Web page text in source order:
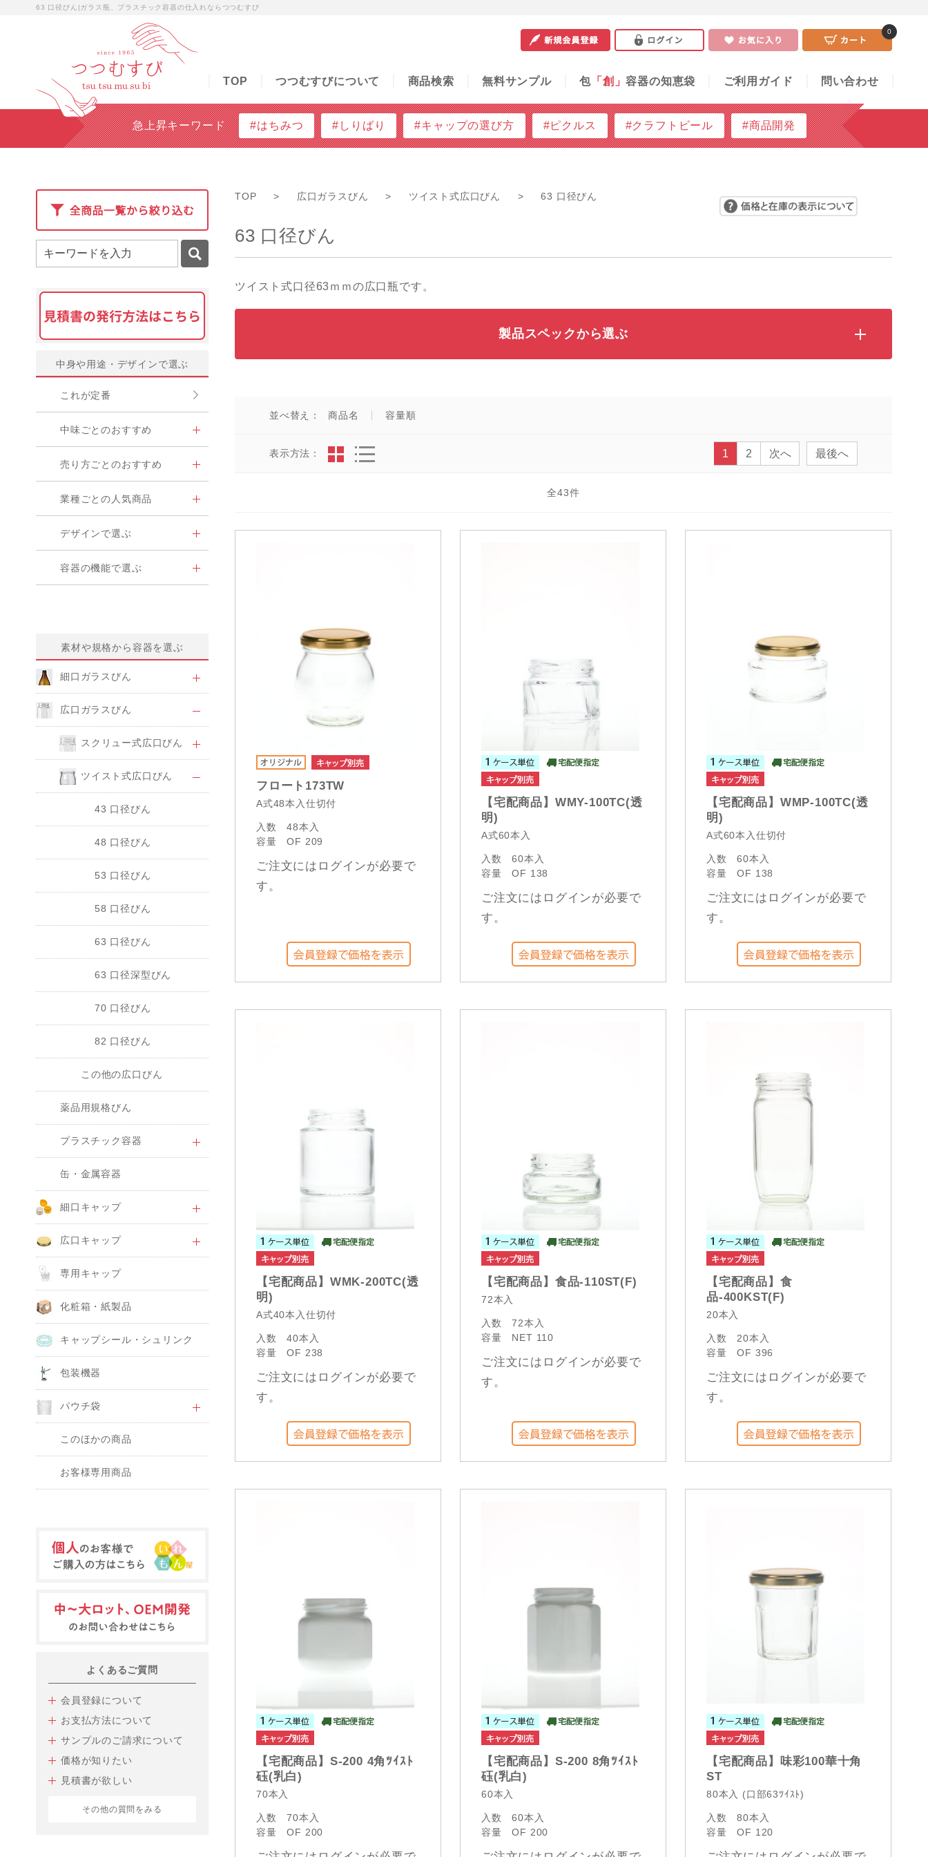
63 口径びん|ガラス瓶、プラスチック容器の仕入れならつつむすび
TOP つつむすびについて 商品検索 無料サンプル 包 「創」容器の知恵袋 ご利用ガイド 問い合わせ
0
急上昇キーワード #はちみつ #しりばり #キャップの選び方 #ピクルス #クラフトビール #商品開発
つつむすびについて ご利用ガイド 問い合わせ
TOP > 広口ガラスびん > ツイスト式広口びん > 63 口径びん
63 口径びん
ツイスト式口径63ｍｍの広口瓶です。
製品スペックから選ぶ
並べ替え： 商品名 容量順
表示方法： 1 2 次へ 最後へ
全43件
フロート173TW
A式48本入仕切付
入数48本入
容量OF 209
ご注文にはログインが必要で
す。
【宅配商品】WMY-100TC(透
明)
A式60本入
入数60本入
容量OF 138
ご注文にはログインが必要で
す。
【宅配商品】WMP-100TC(透
明)
A式60本入仕切付
入数60本入
容量OF 138
ご注文にはログインが必要で
す。
【宅配商品】WMK-200TC(透
明)
A式40本入仕切付
入数40本入
容量OF 238
ご注文にはログインが必要で
す。
【宅配商品】食品-110ST(F)
72本入
入数72本入
容量 NET 110
ご注文にはログインが必要で
す。
【宅配商品】食
品-400KST(F)
20本入
入数 20本入
容量OF 396
ご注文にはログインが必要で
す。
【宅配商品】S-200 4角ﾂｲｽﾄ
砡(乳白)
70本入
入数70本入
容量OF 200
【宅配商品】S-200 8角ﾂｲｽﾄ
砡(乳白)
60本入
入数60本入
容量OF 200
【宅配商品】味彩100華十角
ST
80本入 (口部63ﾂｲｽﾄ)
入数80本入
容量OF 120
中身や用途・デザインで選ぶ
これが定番
中味ごとのおすすめ
売り方ごとのおすすめ
業種ごとの人気商品
デザインで選ぶ
容器の機能で選ぶ
素材や規格から容器を選ぶ
細口ガラスびん
広口ガラスびん
スクリュー式広口びん
ツイスト式広口びん
43 口径びん
48 口径びん
53 口径びん
58 口径びん
63 口径びん
63 口径深型びん
70 口径びん
82 口径びん
この他の広口びん
薬品用規格びん
プラスチック容器
缶・金属容器
細口キャップ
広口キャップ
専用キャップ
化粧箱・紙製品
キャップシール・シュリンク
包装機器
パウチ袋
このほかの商品
お客様専用商品
よくあるご質問
会員登録について
お支払方法について
サンプルのご請求について
価格が知りたい
見積書が欲しい
その他の質問をみる